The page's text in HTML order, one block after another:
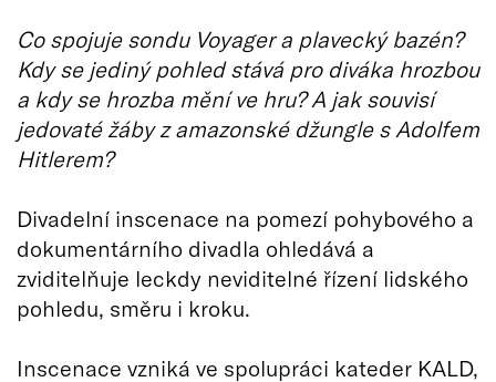
Co spojuje sondu Voyager a plavecký bazén?
Kdy se jediný pohled stává pro diváka hrozbou
a kdy se hrozba mění ve hru? A jak souvisí
jedovaté žáby z amazonské džungle s Adolfem
Hitlerem?
Divadelní inscenace na pomezí pohybového a
dokumentárního divadla ohledává a
zviditelňuje leckdy neviditelné řízení lidského
pohledu, směru i kroku.
Inscenace vzniká ve spolupráci kateder KALD,